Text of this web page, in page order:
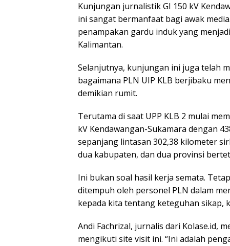
Kunjungan jurnalistik GI 150 kV
ini sangat bermanfaat bagi awak
penampakan gardu induk yang
Kalimantan.
Selanjutnya, kunjungan ini juga telah
bagaimana PLN UIP KLB berjibaku
demikian rumit.
Terutama di saat UPP KLB 2 mulai
kV Kendawangan-Sukamara dengan
sepanjang lintasan 302,38 kilometer
dua kabupaten, dan dua provinsi
Ini bukan soal hasil kerja semata.
ditempuh oleh personel PLN dalam
kepada kita tentang keteguhan sikap,
Andi Fachrizal, jurnalis dari Kolase.id,
mengikuti site visit ini. “Ini adalah